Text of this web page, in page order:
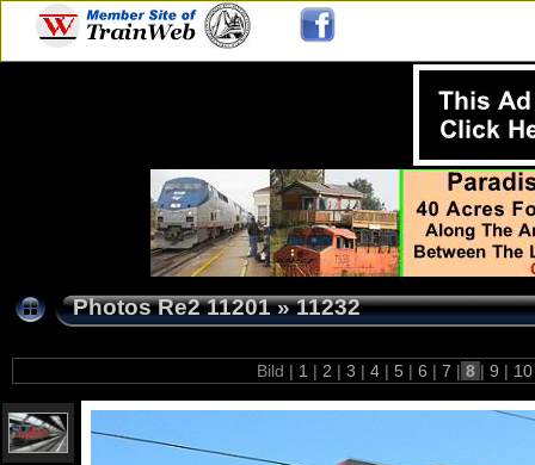
Photos Re2 11201»11232
Bild | 1 | 2 | 3 | 4 | 5 | 6 | 7 | 8 | 9 |